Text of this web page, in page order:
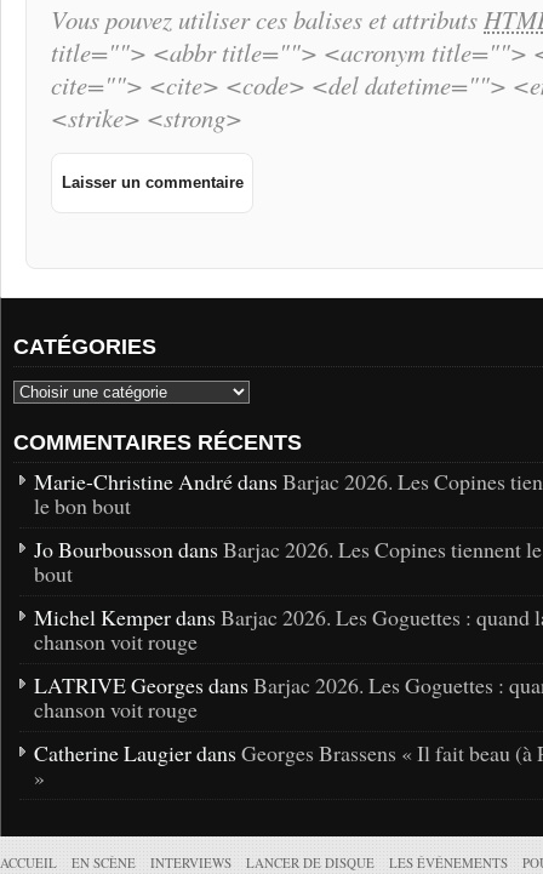
Vous pouvez utiliser ces balises et attributs
title=""> <abbr title=""> <acronym title="">
cite=""> <cite> <code> <del datetime="">
<strike> <strong>
CATÉGORIES
COMMENTAIRES RÉCENTS
Marie-Christine André dans Barjac 2026. Les Copines
le bon bout
Jo Bourbousson dans Barjac 2026. Les Copines tiennent
bout
Michel Kemper dans Barjac 2026. Les Goguettes : quand
chanson voit rouge
LATRIVE Georges dans Barjac 2026. Les Goguettes :
chanson voit rouge
Catherine Laugier dans Georges Brassens « Il fait beau (à
»
ACCUEIL EN SCÈNE INTERVIEWS LANCER DE DISQUE LES ÉVÉNEMENTS